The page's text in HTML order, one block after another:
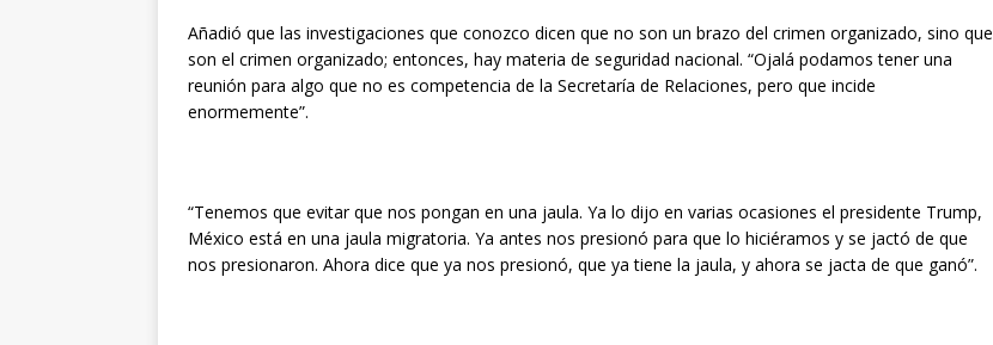
Añadió que las investigaciones que conozco dicen que no son un brazo del crimen organizado, sino que
son el crimen organizado; entonces, hay materia de seguridad nacional. “Ojalá podamos tener una
reunión para algo que no es competencia de la Secretaría de Relaciones, pero que incide
enormemente”.
“Tenemos que evitar que nos pongan en una jaula. Ya lo dijo en varias ocasiones el presidente Trump,
México está en una jaula migratoria. Ya antes nos presionó para que lo hiciéramos y se jactó de que
nos presionaron. Ahora dice que ya nos presionó, que ya tiene la jaula, y ahora se jacta de que ganó”.